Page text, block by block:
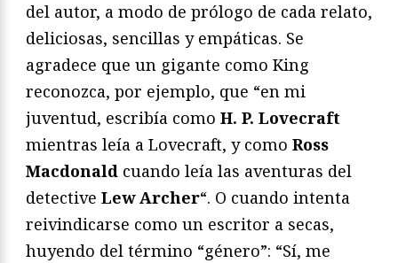
del autor, a modo de prólogo de cada relato,
deliciosas, sencillas y empáticas. Se
agradece que un gigante como King
reconozca, por ejemplo, que “en mi
juventud, escribía como H. P. Lovecraft
mientras leía a Lovecraft, y como Ross
Macdonald cuando leía las aventuras del
detective Lew Archer“. O cuando intenta
reivindicarse como un escritor a secas,
huyendo del término “género”: “Sí, me